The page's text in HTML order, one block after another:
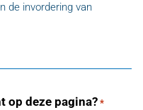
de invordering van
op deze pagina? *